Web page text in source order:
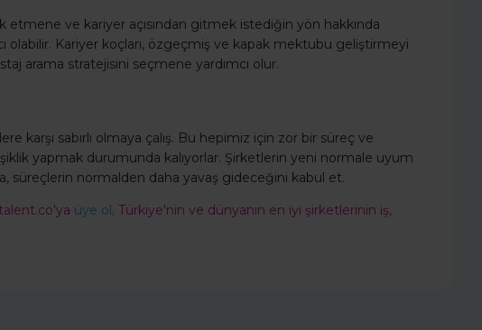
etmene ve kariyer açısından gitmek istediğin yön hakkında
olabilir. Kariyer koçları, özgeçmiş ve kapak mektubu geliştirmeyi
staj arama stratejisini seçmene yardımcı olur.
karşı sabırlı olmaya çalış. Bu hepimiz için zor bir süreç ve
yapmak durumunda kalıyorlar. Şirketlerin yeni normale uyum
süreçlerin normalden daha yavaş gideceğini kabul et.
üye ol, Türkiye'nin ve dünyanın en iyi şirketlerinin iş,